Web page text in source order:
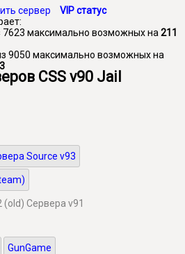
сервер
VIP статус
7623 максимально возможных на 211
9050 максимально возможных на
CSS v90 Jail
Source v93
(old) Сервера v91
GunGame